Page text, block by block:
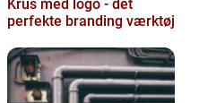
Krus med logo - det
perfekte branding værktøj